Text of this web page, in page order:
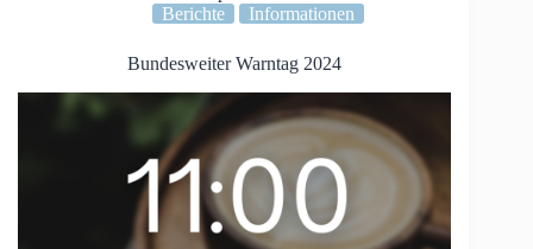
Berichte
Informationen
Bundesweiter Warntag 2024